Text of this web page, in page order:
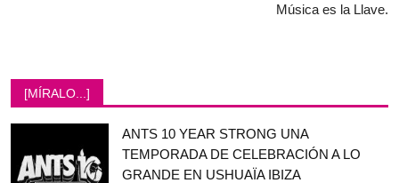
Música es la Llave.
[MÍRALO...]
ANTS 10 YEAR STRONG UNA
TEMPORADA DE CELEBRACIÓN A LO
GRANDE EN USHUAÏA IBIZA